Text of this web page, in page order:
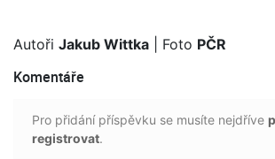
Autoři Jakub Wittka | Foto PČR
Komentáře
Pro přidání příspěvku se musíte nejdříve
registrovat.